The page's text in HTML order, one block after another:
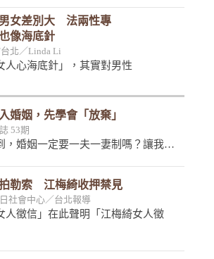
女差別大 法兩性專
像海底針
北／Linda Li
人心海底針」，其實對男性
婚姻，先學會「放棄」
53期
，婚姻一定要一夫一妻制嗎？讓我…
勒索 江梅綺收押禁見
社會中心／台北報導
人徵信」在此聲明「江梅綺女人徵